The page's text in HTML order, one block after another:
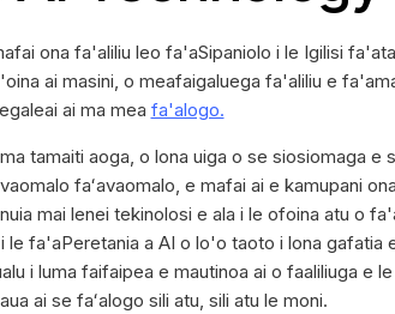
ona fa'aliliu leo fa'aSipaniolo i le Igilisi
ai masini, o meafaigaluega fa'aliliu e
ai ma mea fa'alogo.
tamaiti aoga, o lona uiga o se siosiomaga e
faʻavaomalo, e mafai ai e kamupani
mai lenei tekinolosi e ala i le ofoina atu o
fa'aPeretania a AI o lo'o taoto i lona gafatia
luma faifaipea e mautinoa ai o faaliliuga e le
ai se faʻalogo sili atu, sili atu le moni.